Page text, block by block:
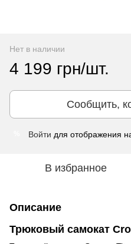
Нет в наличии
4 199 грн/шт.
Сообщить,
Войти для отображения
В избранное
Описание
Трюковый самокат